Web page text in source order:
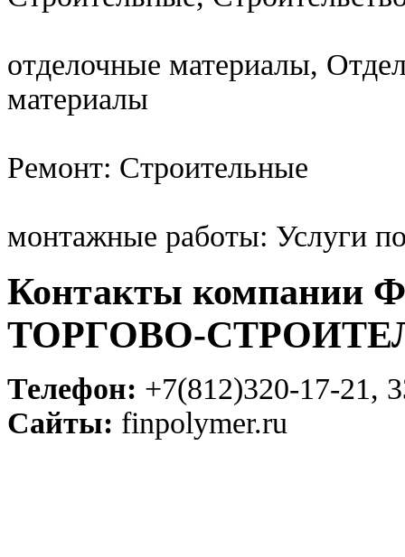
отделочные материалы,
материалы
Ремонт: Строительные
монтажные работы: Услуги
Контакты
ТОРГОВО-
Телефон: +7(812)320-17-21,
Сайты: finpolymer.ru